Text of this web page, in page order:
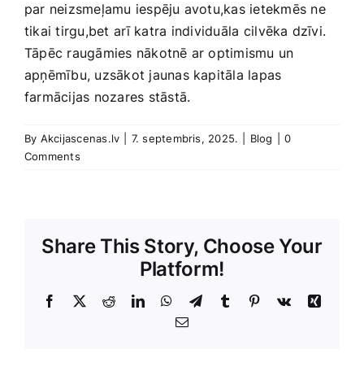
par neizsmeļamu iespēju avotu,kas ietekmēs ne
tikai tirgu,bet ⁢arī katra⁤ individuāla⁢ cilvēka dzīvi.
Tāpēc raugāmies nākotnē ar optimismu un
apņēmību, uzsākot jaunas kapitāla lapas
farmācijas nozares stāstā.
By Akcijascenas.lv 7. septembris, 2025. Blog
0
Comments
Share This Story, Choose Your
Platform!
Facebook
X RedditLinkedInWhatsApp
TelegramTumblr Pinterest
Vk
Xing
E-